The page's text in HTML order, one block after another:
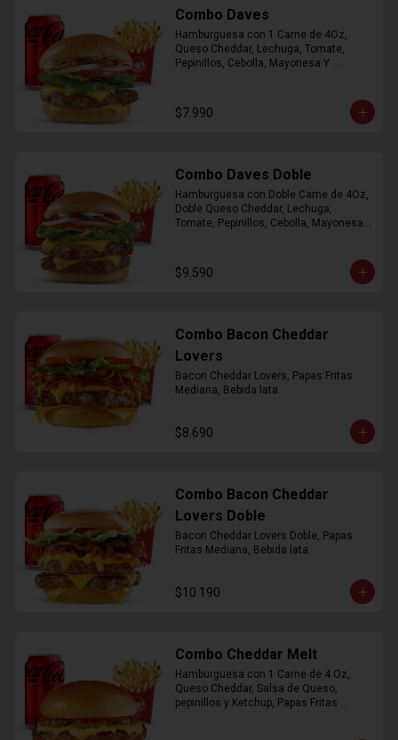
Combo Daves
Hamburguesa con 1 Carne de 4Oz,
Queso Cheddar, Lechuga, Tomate,
Pepinillos, Cebolla, Mayonesa Y
$7.990
Combo Daves Doble
Hamburguesa con Doble Carne de 4Oz,
Doble Queso Cheddar, Lechuga,
Tomate, Pepinillos, Cebolla, Mayonesa y
$9.590
Combo Bacon Cheddar
Lovers
Bacon Cheddar Lovers, Papas Fritas
Mediana, Bebida lata.
$8.690
Combo Bacon Cheddar
Lovers Doble
Bacon Cheddar Lovers Doble, Papas
Fritas Mediana, Bebida lata.
$10.190
Combo Cheddar Melt
Hamburguesa con 1 Carne de 4 Oz,
Queso Cheddar, Salsa de Queso,
pepinillos y Ketchup, Papas Fritas